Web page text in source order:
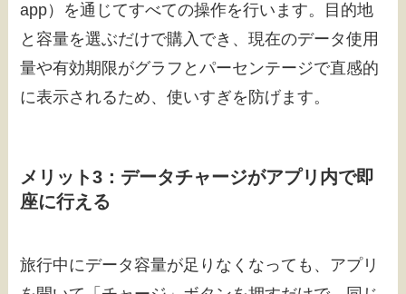
app）を通じてすべての操作を行います。目的地
と容量を選ぶだけで購入でき、現在のデータ使用
量や有効期限がグラフとパーセンテージで直感的
に表示されるため、使いすぎを防げます。
メリット3：データチャージがアプリ内で即
座に行える
旅行中にデータ容量が足りなくなっても、アプリ